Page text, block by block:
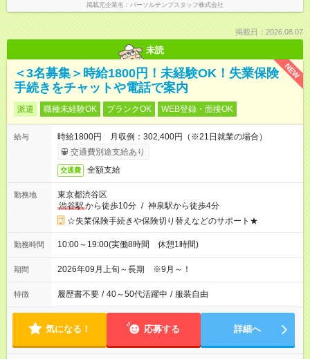
掲載元企業名 パーソルテンプスタッフ株式会社
掲載日：2026.08.07
未読
NEW
＜3名募集＞時給1800円！未経験OK！失業保険
手続きをチャットや電話で案内
派遣 職種未経験OK ブランクOK WEB登録・面接OK
給与
時給1800円 月収例：302,400円（※21日就業の場合）
交通費別途支給あり
交通費 全額支給
勤務地
東京都渋谷区
渋谷駅から徒歩10分 / 神泉駅から徒歩4分
☆失業保険手続きや保険切り替えなどのサポート★
勤務時間 10:00～19:00(実働8時間 休憩1時間)
期間 2026年09月上旬～長期 ※9月～！
特徴 履歴書不要 / 40～50代活躍中 / 服装自由
気になる！ 応募する 詳細へ